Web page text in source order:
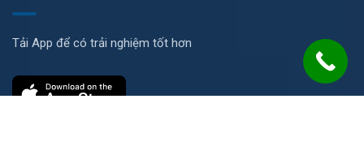
Tải App để có trải nghiệm tốt hơn